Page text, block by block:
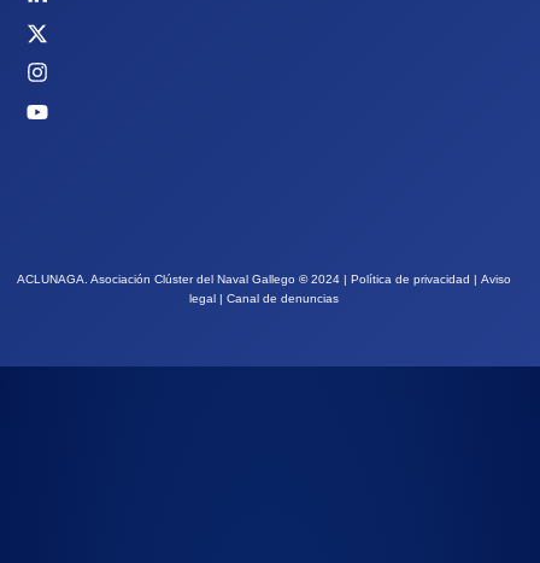
ACLUNAGA. Asociación Clúster del Naval Gallego ©2024 | Política de privacidad | Aviso
legal | Canal de denuncias